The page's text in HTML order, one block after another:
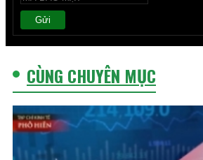
Gửi
CÙNG CHUYÊN MỤC